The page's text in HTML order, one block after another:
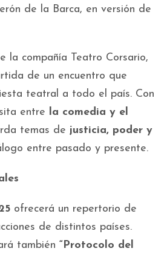
de la Barca, en versión de
la compañía Teatro Corsario,
de un encuentro que
teatral a todo el país. Con
entre la comedia y el
temas de justicia, poder y
entre pasado y presente.
ofrecerá un repertorio de
de distintos países.
también “Protocolo del